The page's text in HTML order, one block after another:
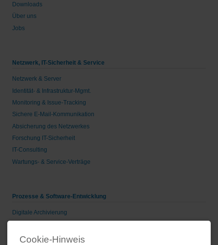
Downloads
Über uns
Jobs
Netzwerk, IT-Sicherheit & Service
Netzwerk & Server
Identität- & Infrastruktur-Mgmt.
Monitoring & Issue-Tracking
Sichere E-Mail-Kommunikation
Absicherung des Netzwerkes
Forschung IT-Sicherheit
IT-Consulting
Wartungs- & Service-Verträge
Prozesse & Software-Entwicklung
Digitale Archivierung
Voice-over-IP
Cookie-Hinweis